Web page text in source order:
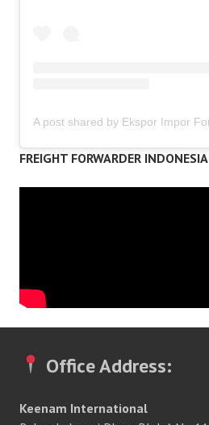
FREIGHT FORWARDER INDONESIA
Office Address:
Keenam International